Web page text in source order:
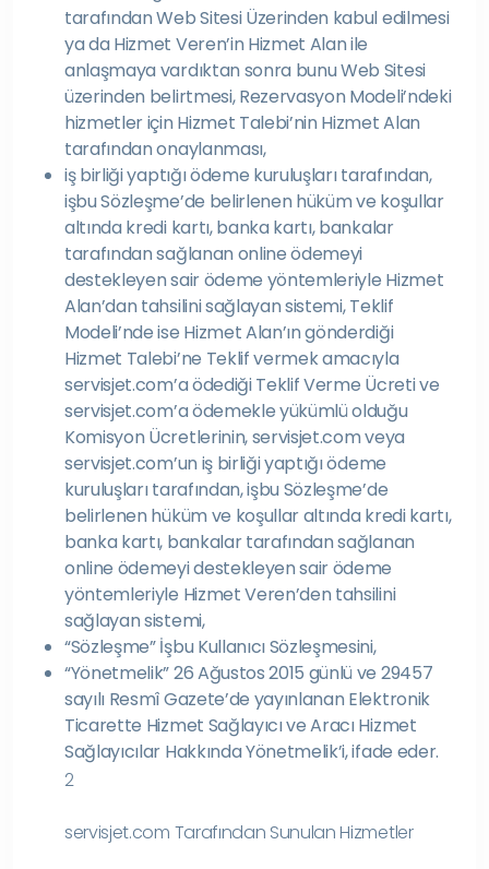
tarafından Web Sitesi Üzerinden kabul edilmesi
ya da Hizmet Veren’in Hizmet Alan ile
anlaşmaya vardıktan sonra bunu Web Sitesi
üzerinden belirtmesi, Rezervasyon Modeli’ndeki
hizmetler için Hizmet Talebi’nin Hizmet Alan
tarafından onaylanması,
iş birliği yaptığı ödeme kuruluşları tarafından,
işbu Sözleşme’de belirlenen hüküm ve koşullar
altında kredi kartı, banka kartı, bankalar
tarafından sağlanan online ödemeyi
destekleyen sair ödeme yöntemleriyle Hizmet
Alan’dan tahsilini sağlayan sistemi, Teklif
Modeli’nde ise Hizmet Alan’ın gönderdiği
Hizmet Talebi’ne Teklif vermek amacıyla
servisjet.com’a ödediği Teklif Verme Ücreti ve
servisjet.com’a ödemekle yükümlü olduğu
Komisyon Ücretlerinin, servisjet.com veya
servisjet.com’un iş birliği yaptığı ödeme
kuruluşları tarafından, işbu Sözleşme’de
belirlenen hüküm ve koşullar altında kredi kartı,
banka kartı, bankalar tarafından sağlanan
online ödemeyi destekleyen sair ödeme
yöntemleriyle Hizmet Veren’den tahsilini
sağlayan sistemi,
“Sözleşme” İşbu Kullanıcı Sözleşmesini,
“Yönetmelik” 26 Ağustos 2015 günlü ve 29457
sayılı Resmî Gazete’de yayınlanan Elektronik
Ticarette Hizmet Sağlayıcı ve Aracı Hizmet
Sağlayıcılar Hakkında Yönetmelik’i, ifade eder.
2
servisjet.com Tarafından Sunulan Hizmetler